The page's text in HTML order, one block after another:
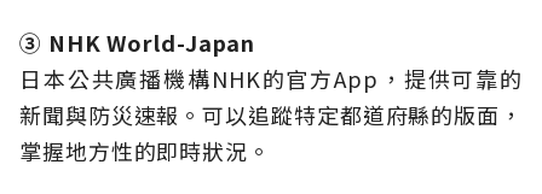
③ NHK World-Japan
日本公共廣播機構NHK的官方App，提供可靠的
新聞與防災速報。可以追蹤特定都道府縣的版面，
掌握地方性的即時狀況。